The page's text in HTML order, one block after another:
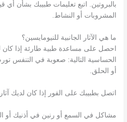
بالبروتين. اتبع تعليمات طبيبك بشأن أي
المشروبات أو النشاط.
ما هي الآثار الجانبية للنيومايسين؟
احصل على مساعدة طبية طارئة إذا
الحساسية التالية: صعوبة في التنفس
أو الحلق.
اتصل بطبيبك على الفور إذا كان لديك
مشاكل في السمع أو رنين في أذنيك أو